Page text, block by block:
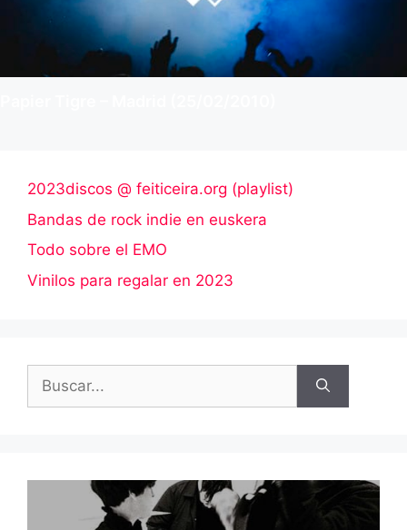
2023discos @ feiticeira.org (playlist)
Bandas de rock indie en euskera
Todo sobre el EMO
Vinilos para regalar en 2023